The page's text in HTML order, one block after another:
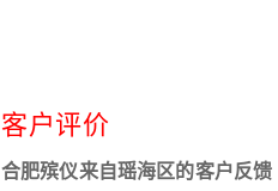
客户评价
合肥殡仪来自瑶海区的客户反馈